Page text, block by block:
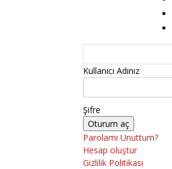
Kullanıcı Adınız
Şifre
Parolamı Unuttum?
Hesap oluştur
Gizlilik Politikası